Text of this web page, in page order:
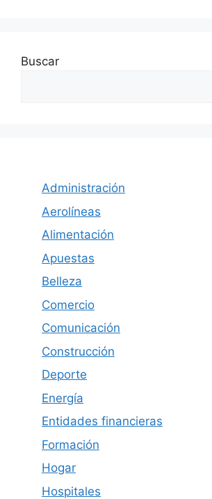
Buscar
Administración
Aerolíneas
Alimentación
Apuestas
Belleza
Comercio
Comunicación
Construcción
Deporte
Energía
Entidades financieras
Formación
Hogar
Hospitales